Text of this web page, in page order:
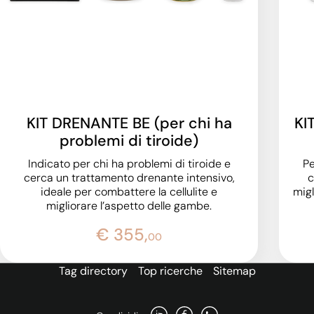
KIT DRENANTE BE (per chi ha
problemi di tiroide)
Indicato per chi ha problemi di tiroide e
cerca un trattamento drenante intensivo,
ideale per combattere la cellulite e
migliorare l’aspetto delle gambe.
€ 355,00
Tag directory Top ricerche Sitemap